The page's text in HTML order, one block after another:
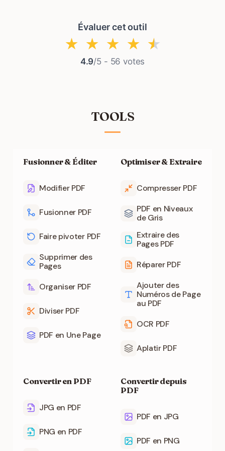
Évaluer cet outil
★ ★ ★ ★ ★
4.9/5 - 56 votes
TOOLS
Fusionner & Éditer
Modifier PDF
Fusionner PDF
Faire pivoter PDF
Supprimer des
Pages
Organiser PDF
Diviser PDF
PDF en Une Page
Optimiser & Extraire
Compresser PDF
PDF en Niveaux
de Gris
Extraire des
Pages PDF
Réparer PDF
Ajouter des
Numéros de Page
au PDF
OCR PDF
Aplatir PDF
Convertir en PDF
JPG en PDF
PNG en PDF
Convertir depuis
PDF
PDF en JPG
PDF en PNG